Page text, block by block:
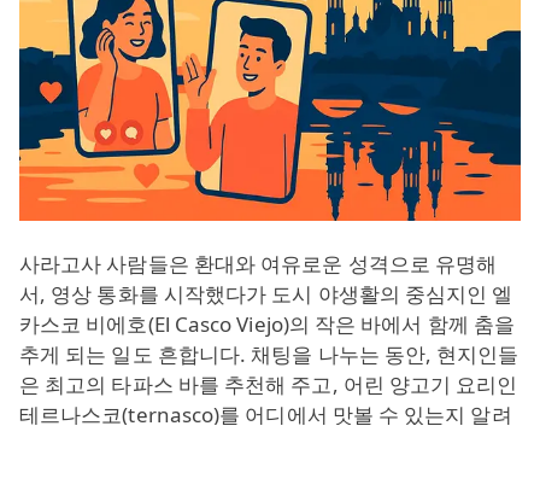
사라고사 사람들은 환대와 여유로운 성격으로 유명해
서, 영상 통화를 시작했다가 도시 야생활의 중심지인 엘
카스코 비에호(El Casco Viejo)의 작은 바에서 함께 춤을
추게 되는 일도 흔합니다. 채팅을 나누는 동안, 현지인들
은 최고의 타파스 바를 추천해 주고, 어린 양고기 요리인
테르나스코(ternasco)를 어디에서 맛볼 수 있는지 알려